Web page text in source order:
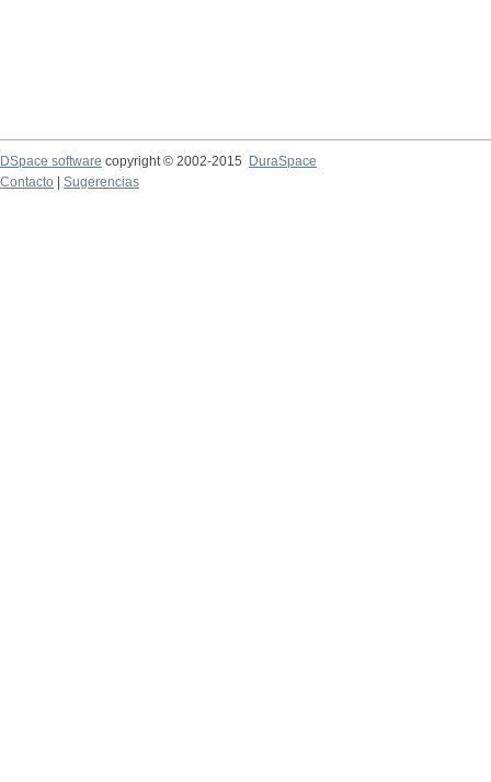
DSpace software copyright © 2002-2015
DuraSpace
Contacto
Sugerencias